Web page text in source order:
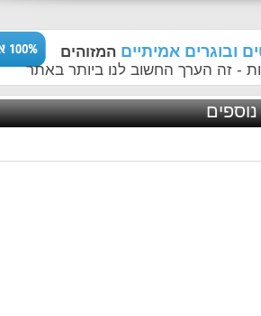
ובוגרים אמיתיים המזוהים
- זה הערך החשוב לנו ביותר באתר